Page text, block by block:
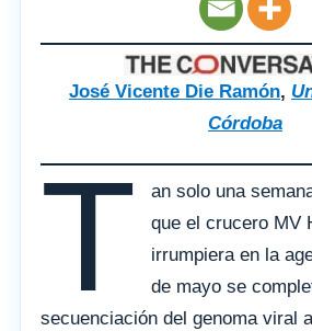
José Vicente Die Ramón,
Córdoba
T
an solo una
que el crucero MV
irrumpiera en la
de mayo se
secuenciación del genoma viral